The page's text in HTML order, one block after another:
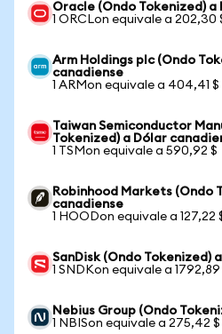
Oracle (Ondo Tokenized) a
1 ORCLon equivale a 202,30
Arm Holdings plc (Ondo
canadiense
1 ARMon equivale a 404,41 $
Taiwan Semiconductor
Tokenized) a Dólar
1 TSMon equivale a 590,92 $
Robinhood Markets (Ondo
canadiense
1 HOODon equivale a 127,22
SanDisk (Ondo Tokenized)
1 SNDKon equivale a 1792,89
Nebius Group (Ondo
1 NBISon equivale a 275,42 $